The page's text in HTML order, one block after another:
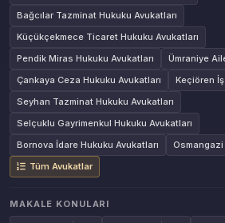
Bağcılar Tazminat Hukuku Avukatları
Küçükçekmece Ticaret Hukuku Avukatları
Pendik Miras Hukuku Avukatları
Ümraniye
Çankaya Ceza Hukuku Avukatları
Keçiören
Seyhan Tazminat Hukuku Avukatları
Selçuklu Gayrimenkul Hukuku Avukatları
Bornova İdare Hukuku Avukatları
Tüm Avukatlar
MAKALE KONULARI